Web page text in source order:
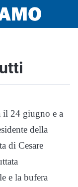
il 24 giugno e a
della
di Cesare
e la bufera